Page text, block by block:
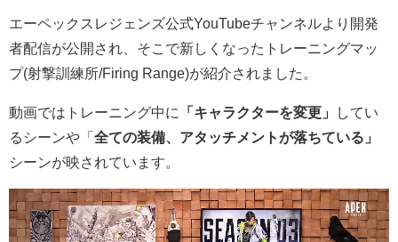
エーペックスレジェンズ公式YouTubeチャンネルより開発
者配信が公開され、そこで新しくなったトレーニングマッ
プ(射撃訓練所/Firing Range)が紹介されました。
動画ではトレーニング中に 「キャラクターを変更」
してい
るシーンや「 全ての装備、アタッチメントが落ちている」
シーンが映されています。
動
画